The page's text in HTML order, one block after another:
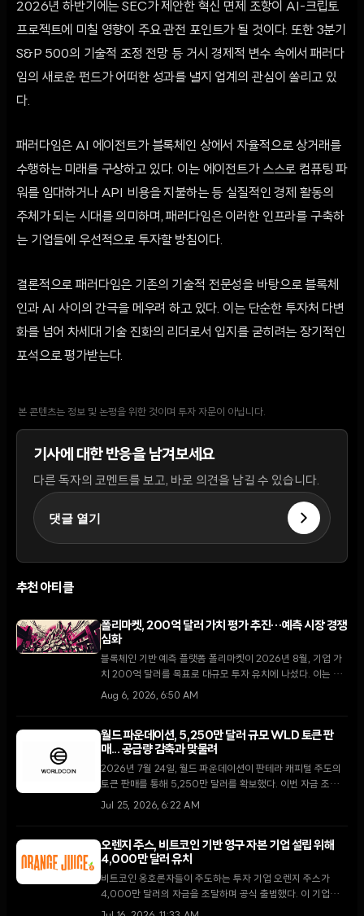
2026년 하반기에는 SEC가 제안한 혁신 면제 조항이 AI-크립토
프로젝트에 미칠 영향이 주요 관전 포인트가 될 것이다. 또한 3분기
S&P 500의 기술적 조정 전망 등 거시 경제적 변수 속에서 패러다
임의 새로운 펀드가 어떠한 성과를 낼지 업계의 관심이 쏠리고 있
다.
패러다임은 AI 에이전트가 블록체인 상에서 자율적으로 상거래를
수행하는 미래를 구상하고 있다. 이는 에이전트가 스스로 컴퓨팅 파
워를 임대하거나 API 비용을 지불하는 등 실질적인 경제 활동의
주체가 되는 시대를 의미하며, 패러다임은 이러한 인프라를 구축하
는 기업들에 우선적으로 투자할 방침이다.
결론적으로 패러다임은 기존의 기술적 전문성을 바탕으로 블록체
인과 AI 사이의 간극을 메우려 하고 있다. 이는 단순한 투자처 다변
화를 넘어 차세대 기술 진화의 리더로서 입지를 굳히려는 장기적인
포석으로 평가받는다.
본 콘텐츠는 정보 및 논평을 위한 것이며 투자 자문이 아닙니다.
기사에 대한 반응을 남겨보세요
다른 독자의 코멘트를 보고, 바로 의견을 남길 수 있습니다.
댓글 열기
추천 아티클
폴리마켓, 200억 달러 가치 평가 추진…예측 시장 경쟁
심화
블록체인 기반 예측 플랫폼 폴리마켓이 2026년 8월, 기업 가
치 200억 달러를 목표로 대규모 투자 유치에 나섰다. 이는 지
난 4월 비공개로 진행된 150억 달러 규모의 펀딩 이후 불과 4
Aug 6, 2026, 6:50 AM
월드 파운데이션, 5,250만 달러 규모 WLD 토큰 판
매... 공급량 감축과 맞물려
2026년 7월 24일, 월드 파운데이션이 판테라 캐피털 주도의
토큰 판매를 통해 5,250만 달러를 확보했다. 이번 자금 조달은
WLD의 일일 토큰 배출량이 대폭 줄어드는 시점에 이루어져
Jul 25, 2026, 6:22 AM
오렌지 주스, 비트코인 기반 영구 자본 기업 설립 위해
4,000만 달러 유치
비트코인 옹호론자들이 주도하는 투자 기업 오렌지 주스가
4,000만 달러의 자금을 조달하며 공식 출범했다. 이 기업은
전통적인 사모펀드 모델에서 벗어나 미국 기업을 영구적으로